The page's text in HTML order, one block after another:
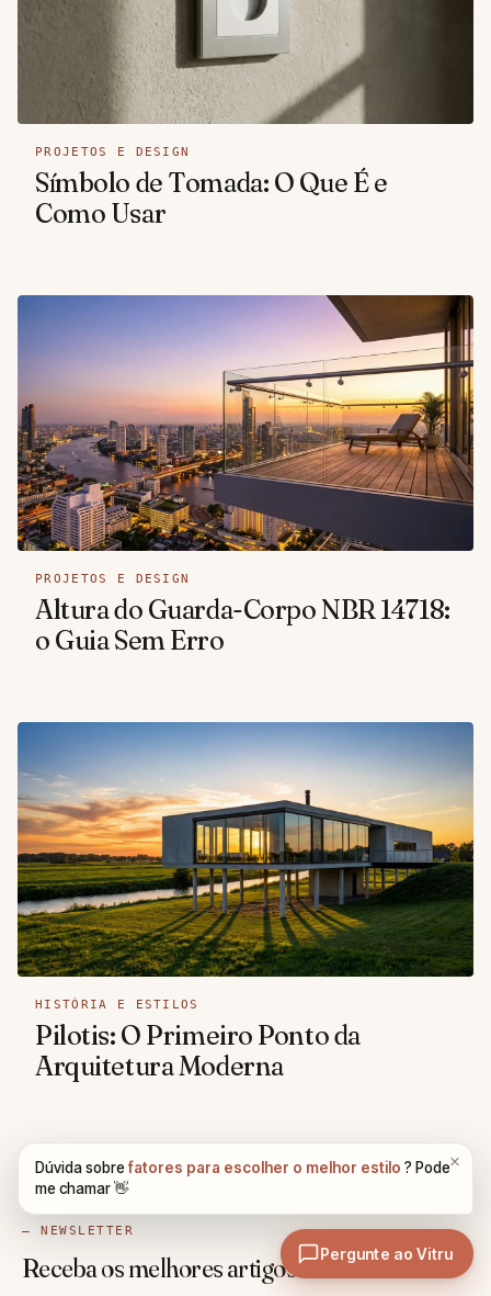
PROJETOS E DESIGN
Símbolo de Tomada: O Que É e
Como Usar
PROJETOS E DESIGN
Altura do Guarda-Corpo NBR 14718:
o Guia Sem Erro
HISTÓRIA E ESTILOS
Pilotis: O Primeiro Ponto da
Arquitetura Moderna
— NEWSLETTER
Receba os melhores artigos da semana.